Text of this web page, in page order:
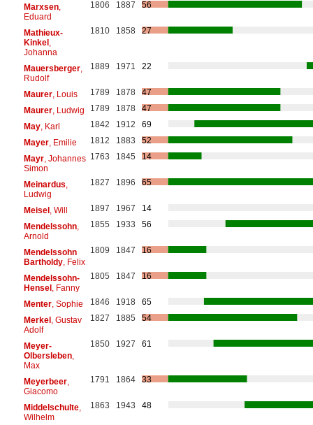
Marxsen,
Eduard
1806 1887 56
Mathieux-
Kinkel,
Johanna
1810 1858 27
Mauersberger,
Rudolf
1889 1971 22
Maurer, Louis 1789 1878
47
Maurer, Ludwig 1789 1878
47
May, Karl 1842 1912
69
Mayer, Emilie 1812 1883
52
Mayr, Johannes
Simon
1763 1845 14
Meinardus
Ludwig
1827 1896 65
Meisel, Will 1897 1967
14
Mendelssohn,
Arnold
1855 1933 56
Mendelssohn
Bartholdy, Felix
1809 1847 16
Mendelssohn-
Hensel, Fanny
1805 1847 16
Menter, Sophie 1846 1918
65
Merkel, Gustav
Adolf
1827 1885 54
Meyer-
Olbersleben,
Max
1850 1927 61
Meyerbeer,
Giacomo
1791 1864 33
Middelschulte,
Wilhelm
1863 1943 48